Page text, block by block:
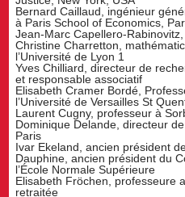
Bernard Caillaud, ingénieur
à Paris School of Economics,
Jean-Marc Capellero-
Christine Charretton,
l’Université de Lyon 1
Yves Chilliard, directeur de
et responsable associatif
Elisabeth Cramer Bordé,
l’Université de Versailles St
Laurent Cugny, professeur à
Dominique Delande, directeur
Paris
Ivar Ekeland, ancien président
Dauphine, ancien président du
l’École Normale Supérieure
Elisabeth Fröchen, professeure
retraitée